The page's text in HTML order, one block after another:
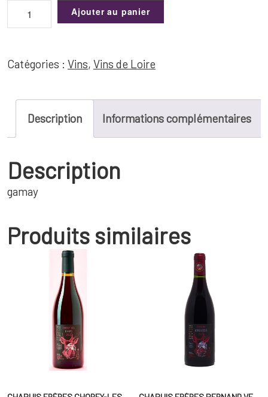
quantité
Domaine
Delalle
-
Pl
1953.G
IGP
Ajouter au panier
Catégories : Vins, Vins de Loire
Description Informations complémentaires
Description
gamay
Produits similaires